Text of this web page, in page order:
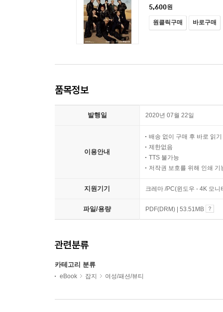
5,600원
원클릭구매 바로구매
품목정보
발행일 2020년 07월 22일
이용안내
배송 없이 구매 후 바로 읽기
제한없음
TTS 불가능
저작권 보호를 위해 인쇄 기
지원기기 크레마 /PC(윈도우 - 4K 모
파일/용량 PDF(DRM) | 53.51MB
관련분류
카테고리 분류
eBook 잡지 여성/패션/뷰티